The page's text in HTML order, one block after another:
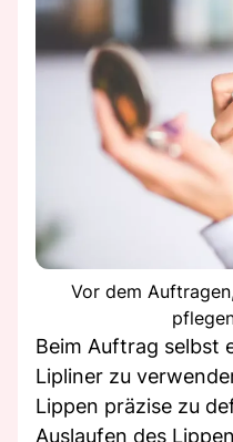
Vor dem
Beim Auftrag selbst
Lipliner zu
Lippen präzise zu
Auslaufen des